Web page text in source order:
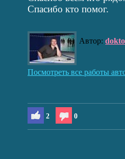
Спасибо кто помог.
Автор:
Посмотреть все работы
2 0